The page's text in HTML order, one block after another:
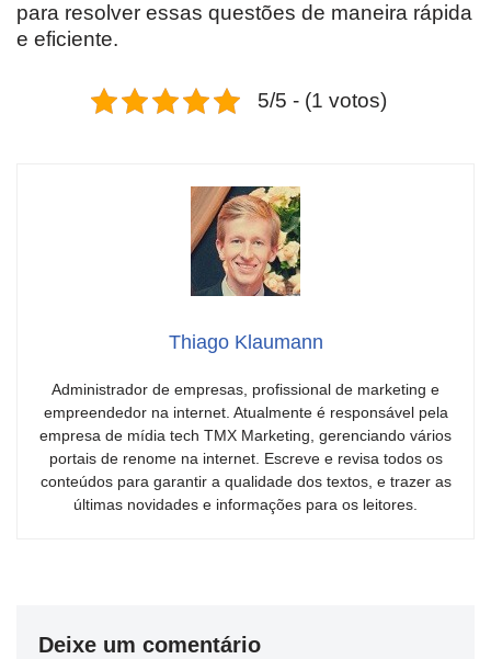
para resolver essas questões de maneira rápida
e eficiente.
5/5 - (1 votos)
Thiago Klaumann
Administrador de empresas, profissional de marketing e
empreendedor na internet. Atualmente é responsável pela
empresa de mídia tech TMX Marketing, gerenciando vários
portais de renome na internet. Escreve e revisa todos os
conteúdos para garantir a qualidade dos textos, e trazer as
últimas novidades e informações para os leitores.
Deixe um comentário